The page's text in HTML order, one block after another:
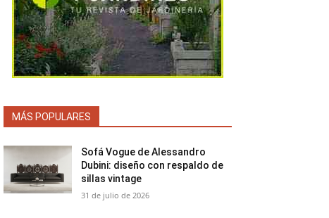
MÁS POPULARES
Sofá Vogue de Alessandro
Dubini: diseño con respaldo de
sillas vintage
31 de julio de 2026